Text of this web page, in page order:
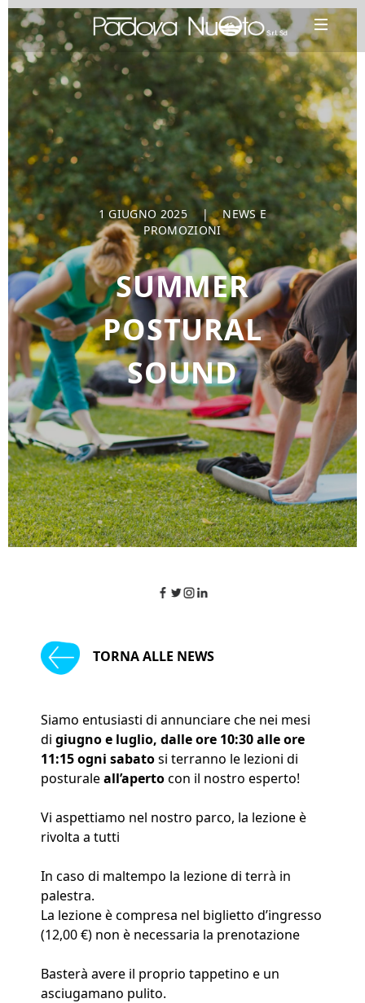
1 GIUGNO 2025 |NEWS E
PROMOZIONI
SUMMER
POSTURAL
SOUND
TORNA ALLE NEWS
Siamo entusiasti di annunciare che nei mesi
di giugno e luglio, dalle ore 10:30 alle ore
11:15 ogni sabatosi terranno le lezioni di
posturaleall’apertocon il nostro esperto!
Vi aspettiamo nel nostro parco, la lezione è
rivolta a tutti
In caso di maltempo la lezione di terrà in
palestra.
La lezione è compresa nel biglietto d’ingresso
(12,00 €) non è necessaria la prenotazione
Basterà avere il proprio tappetino e un
asciugamano pulito.